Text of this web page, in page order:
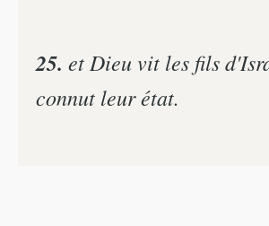
25. et Dieu vit les fils
connut leur état.